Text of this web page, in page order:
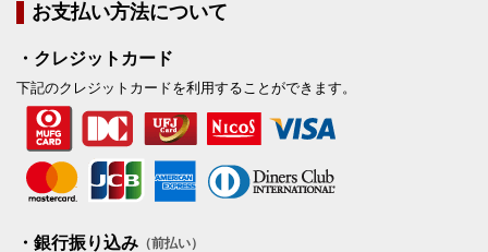
お支払い方法について
・クレジットカード
下記のクレジットカードを利用することができます。
・銀行振り込み （前払い）